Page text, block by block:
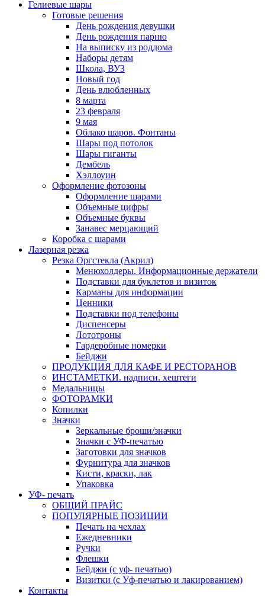
Гелиевые шары
Готовые решения
День рождения девушки
День рождения парню
На выписку из роддома
Наборы детям
Школа, ВУЗ
Новый год
День влюбленных
8 марта
23 февраля
9 мая
Облако шаров. Фонтаны
Шары под потолок
Шары гиганты
Дембель
Хэллоуин
Оформление фотозоны
Оформление шарами
Объемные цифры
Объемные буквы
Занавес мерцающий
Коробка с шарами
Лазерная резка
Резка Оргстекла (Акрил)
Менюхолдеры. Информационные держатели
Подставки для буклетов и визиток
Карманы для информации
Ценники
Подставки под телефоны
Диспенсеры
Лототроны
Гардеробные номерки
Бейджи
ПРОДУКЦИЯ ДЛЯ КАФЕ И РЕСТОРАНОВ
ИНСТАМЕТКИ. надписи. хештеги
Медальницы
ФОТОРАМКИ
Копилки
Значки
Зеркальные броши/значки
Значки с УФ-печатью
Заготовки для значков
Фурнитура для значков
Кисти, краски, лак
Упаковка
УФ- печать
ОБЩИЙ ПРАЙС
ПОПУЛЯРНЫЕ ПОЗИЦИИ
Печать на чехлах
Ежедневники
Ручки
Флешки
Бейджи (с уф- печатью)
Визитки (с Уф-печатью и лакированием)
Контакты